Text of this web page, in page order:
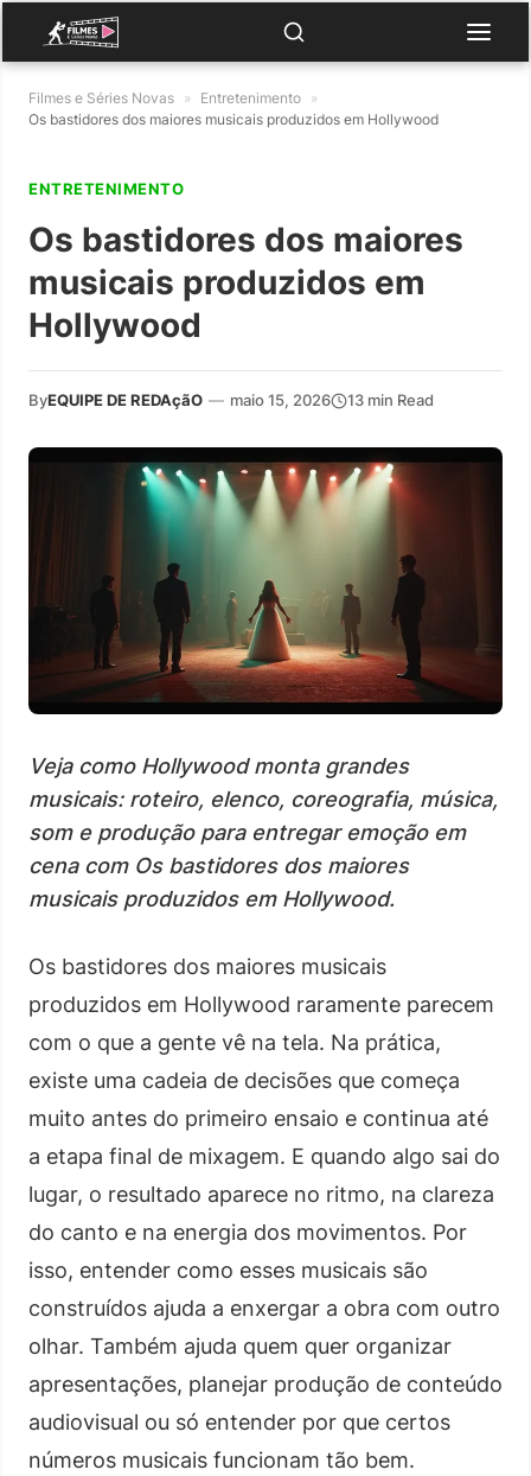
Filmes e Séries Novas » Entretenimento »
Os bastidores dos maiores musicais produzidos em Hollywood
ENTRETENIMENTO
Os bastidores dos maiores
musicais produzidos em
Hollywood
ByEQUIPE DE REDAçãO — maio 15, 2026 13 min Read
Veja como Hollywood monta grandes
musicais: roteiro, elenco, coreografia, música,
som e produção para entregar emoção em
cena com Os bastidores dos maiores
musicais produzidos em Hollywood.
Os bastidores dos maiores musicais
produzidos em Hollywood raramente parecem
com o que a gente vê na tela. Na prática,
existe uma cadeia de decisões que começa
muito antes do primeiro ensaio e continua até
a etapa final de mixagem. E quando algo sai do
lugar, o resultado aparece no ritmo, na clareza
do canto e na energia dos movimentos. Por
isso, entender como esses musicais são
construídos ajuda a enxergar a obra com outro
olhar. Também ajuda quem quer organizar
apresentações, planejar produção de conteúdo
audiovisual ou só entender por que certos
números musicais funcionam tão bem.